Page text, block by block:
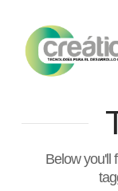
Below you'll